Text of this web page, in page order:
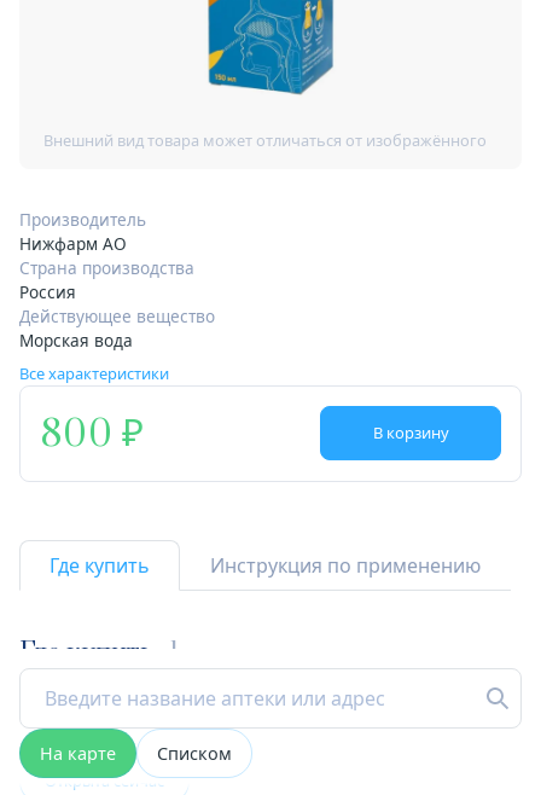
Производитель
Нижфарм АО
Страна производства
Россия
Действующее вещество
Морская вода
Все характеристики
800 В корзину
Где купить Инструкция по применению
Где купить 1
На карте Списком
Открыта сейчас